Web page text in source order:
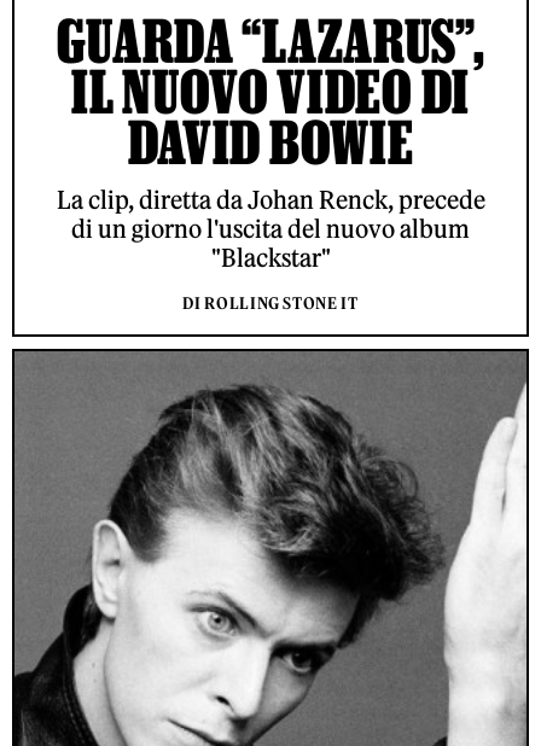
GUARDA “LAZARUS”,
IL NUOVO VIDEO DI
DAVID BOWIE
La clip, diretta da Johan Renck, precede
di un giorno l'uscita del nuovo album
"Blackstar"
DI ROLLING STONE IT